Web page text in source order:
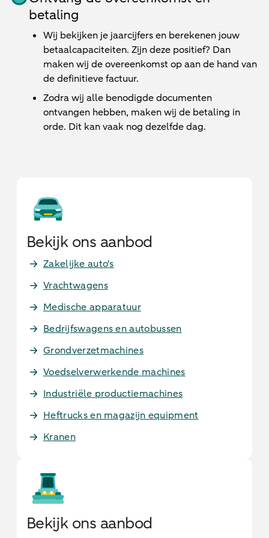
betaling
Wij bekijken je jaarcijfers en berekenen jouw
betaalcapaciteiten. Zijn deze positief? Dan
maken wij de overeenkomst op aan de hand van
de definitieve factuur.
Zodra wij alle benodigde documenten
ontvangen hebben, maken wij de betaling in
orde. Dit kan vaak nog dezelfde dag.
Bekijk ons aanbod
Zakelijke auto's
Vrachtwagens
Medische apparatuur
Bedrijfswagens en autobussen
Grondverzetmachines
Voedselverwerkende machines
Industriële productiemachines
Heftrucks en magazijn equipment
Kranen
Bekijk ons aanbod